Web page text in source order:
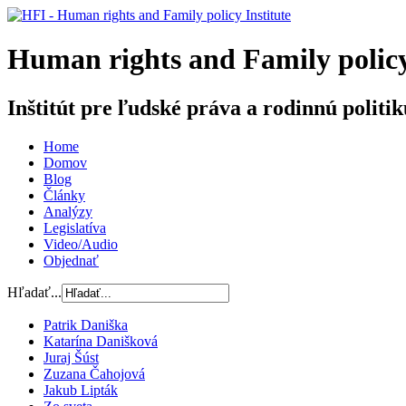
Human rights and Family
Inštitút pre ľudské práva a rodinnú
Home
Domov
Blog
Články
Analýzy
Legislatíva
Video/Audio
Objednať
Hľadať...
Patrik Daniška
Katarína Danišková
Juraj Šúst
Zuzana Čahojová
Jakub Lipták